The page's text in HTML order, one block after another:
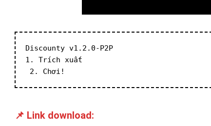
Discounty v1.2.0-P2P
1. Trích xuất
2. Chơi!
📌 Link download: